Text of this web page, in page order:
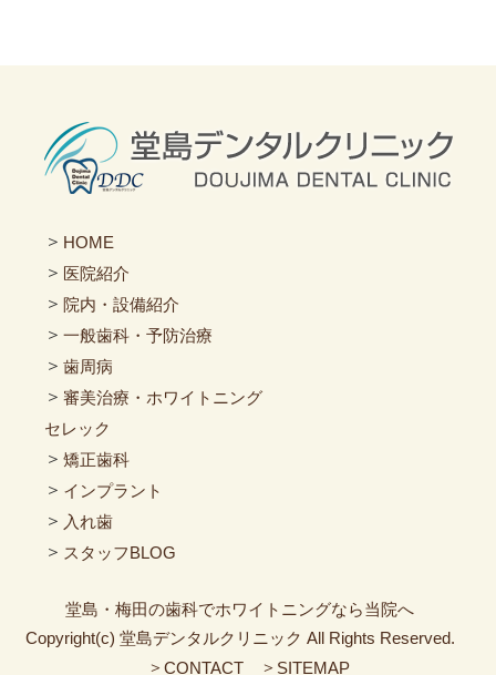
＞ HOME
＞ 医院紹介
＞院内・設備紹介
＞一般歯科・予防治療
＞歯周病
＞審美治療・ホワイトニング
セレック
＞矯正歯科
＞ インプラント
＞ 入れ歯
＞ スタッフBLOG
堂島・梅田の歯科でホワイトニングなら当院へ
Copyright(c) 堂島デンタルクリニック All Rights Reserved.
＞ CONTACT＞ SITEMAP